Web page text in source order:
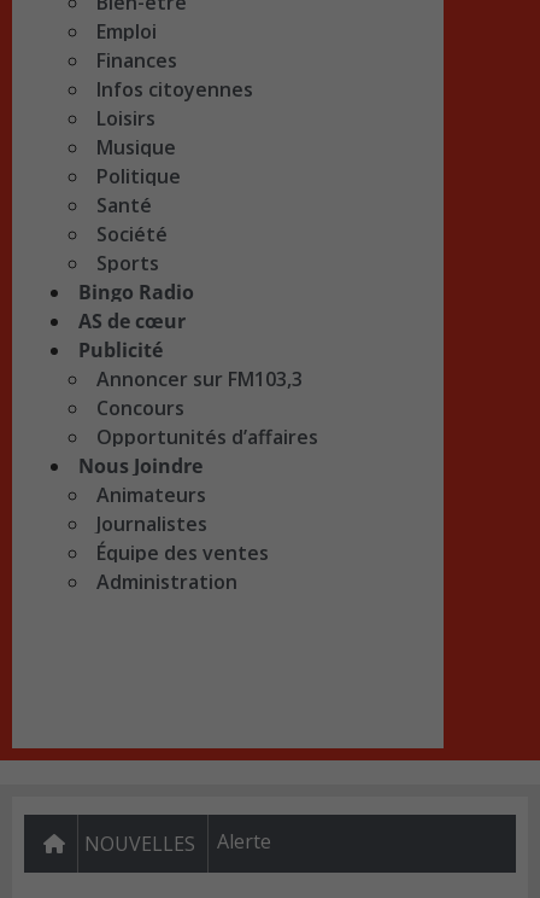
Emploi
Finances
Infos citoyennes
Loisirs
Musique
Politique
Santé
Société
Sports
Bingo Radio
AS de cœur
Publicité
Annoncer sur FM103,3
Concours
Opportunités d’affaires
Nous Joindre
Animateurs
Journalistes
Équipe des ventes
Administration
NOUVELLES Alerte